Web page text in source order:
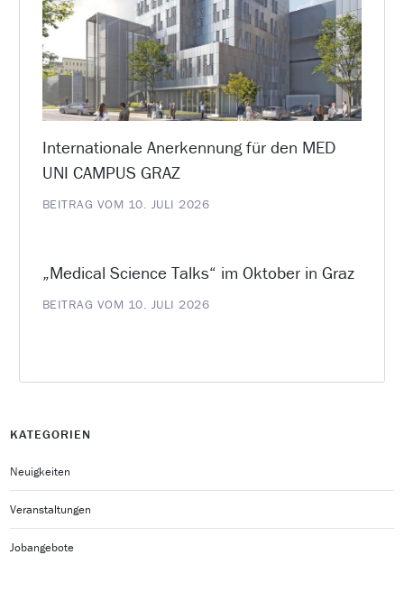
Internationale Anerkennung für den MED
UNI CAMPUS GRAZ
BEITRAG VOM 10. JULI 2026
„Medical Science Talks“ im Oktober in Graz
BEITRAG VOM 10. JULI 2026
KATEGORIEN
Neuigkeiten
Veranstaltungen
Jobangebote